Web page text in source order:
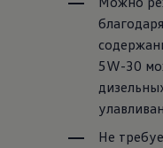
5W-30
Не